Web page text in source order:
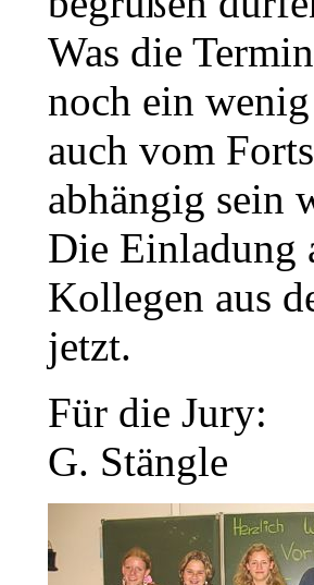
Was die
noch ein
auch vom
abhängig sein
Die Einladung
Kollegen aus
jetzt.
Für die Jury:
G. Stängle